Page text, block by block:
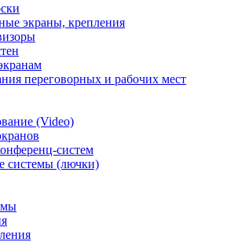
экраны, крепления
переговорных и рабочих мест
(Video)
систем
системы (лючки)